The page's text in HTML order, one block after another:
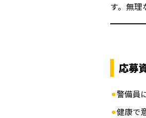
す。無理
応募
警備員
健康で